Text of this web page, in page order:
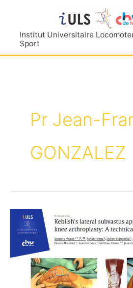
contenuInstitut Universitaire
Sport
Pr Jean-
GONZALEZ